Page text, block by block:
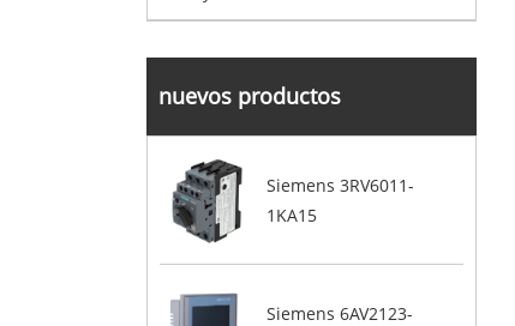
nuevos productos
Siemens 3RV6011-
1KA15
Siemens 6AV2123-